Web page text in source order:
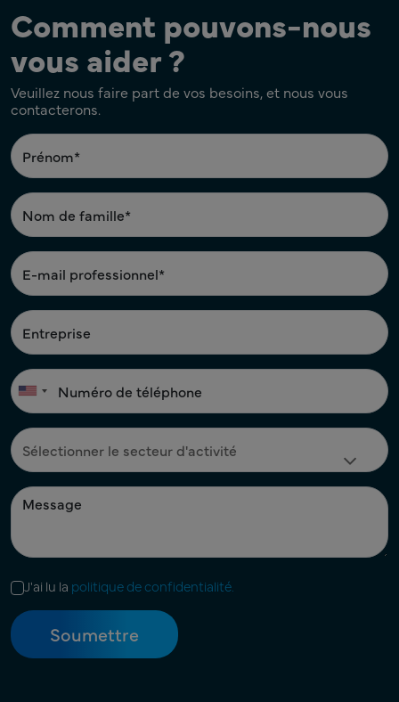
Comment pouvons-nous
vous aider ?
Veuillez nous faire part de vos besoins, et nous vous
contacterons.
J'ai lu la politique de confidentialité.